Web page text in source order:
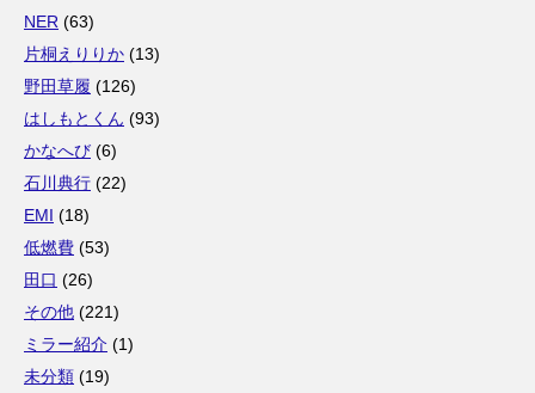
NER (63)
片桐えりりか (13)
野田草履 (126)
はしもとくん (93)
かなへび (6)
石川典行 (22)
EMI (18)
低燃費 (53)
田口 (26)
その他 (221)
ミラー紹介 (1)
未分類 (19)